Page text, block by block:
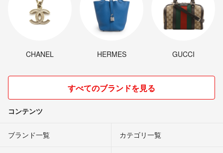
CHANEL HERMES GUCCI
すべてのブランドを見る
コンテンツ
ブランド一覧 カテゴリ一覧